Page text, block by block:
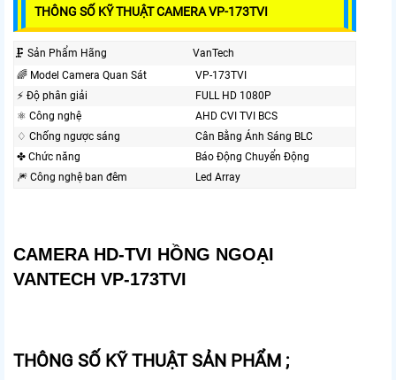
THÔNG SỐ KỸ THUẬT CAMERA VP-173TVI
🗜️ Sản Phẩm Hãng
VanTech
🌈 Model Camera Quan Sát
VP-173TVI
️⚡ Độ phân giải
FULL HD 1080P
⚛️ Công nghệ
AHD CVI TVI BCS
♢ Chống ngược sáng
Cân Bằng Ánh Sáng BLC
✤ Chức năng
Báo Động Chuyển Động
🎆 Công nghệ ban đêm
Led Array
CAMERA HD-TVI HỒNG NGOẠI
VANTECH VP-173TVI
THÔNG SỐ KỸ THUẬT SẢN PHẨM ;